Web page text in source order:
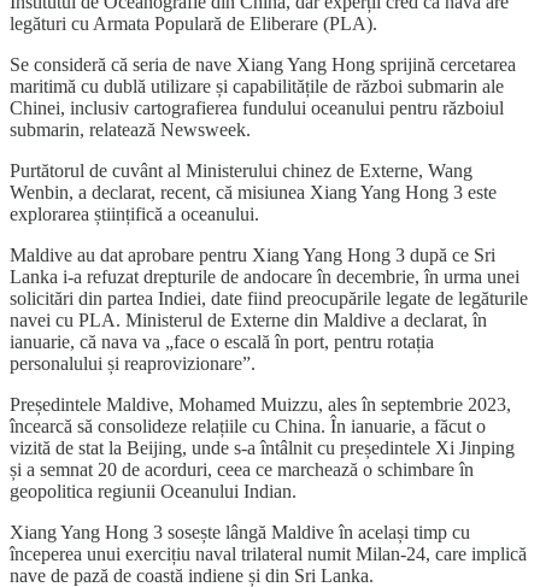
legături cu Armata Populară de Eliberare (PLA).
Se consideră că seria de nave Xiang Yang Hong sprijină cercetarea
maritimă cu dublă utilizare și capabilitățile de război submarin ale
Chinei, inclusiv cartografierea fundului oceanului pentru războiul
submarin, relatează Newsweek.
Purtătorul de cuvânt al Ministerului chinez de Externe, Wang
Wenbin, a declarat, recent, că misiunea Xiang Yang Hong 3 este
explorarea științifică a oceanului.
Maldive au dat aprobare pentru Xiang Yang Hong 3 după ce Sri
Lanka i-a refuzat drepturile de andocare în decembrie, în urma unei
solicitări din partea Indiei, date fiind preocupările legate de legăturile
navei cu PLA. Ministerul de Externe din Maldive a declarat, în
ianuarie, că nava va „face o escală în port, pentru rotația
personalului și reaprovizionare”.
Președintele Maldive, Mohamed Muizzu, ales în septembrie 2023,
încearcă să consolideze relațiile cu China. În ianuarie, a făcut o
vizită de stat la Beijing, unde s-a întâlnit cu președintele Xi Jinping
și a semnat 20 de acorduri, ceea ce marchează o schimbare în
geopolitica regiunii Oceanului Indian.
Xiang Yang Hong 3 sosește lângă Maldive în același timp cu
începerea unui exercițiu naval trilateral numit Milan-24, care implică
nave de pază de coastă indiene și din Sri Lanka.